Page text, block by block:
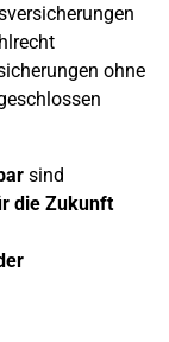
ohne
sind
die Zukunft